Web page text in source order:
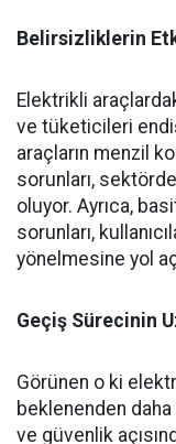
Belirsizliklerin
Elektrikli
ve tüketicileri
araçların menzil
sorunları,
oluyor. Ayrıca,
sorunları,
yönelmesine yol
Geçiş Sürecinin
Görünen o ki
beklenenden
ve güvenlik